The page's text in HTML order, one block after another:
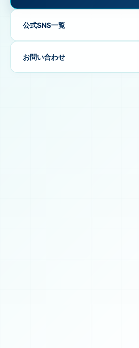
公式SNS一覧
お問い合わせ